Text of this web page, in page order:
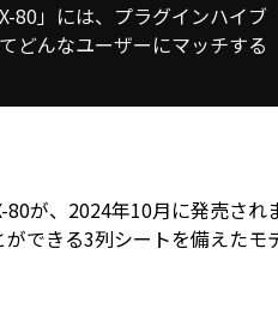
80」には、プラグインハイブ
どんなユーザーにマッチする
が、2024年10月に発売され
できる3列シートを備えたモ